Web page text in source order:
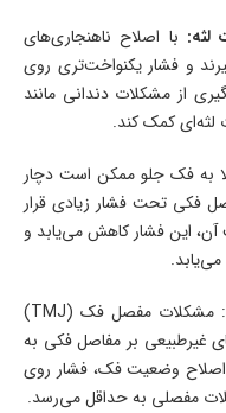
با اصلاح ناهنجاری‌های
و فشار یکنواخت‌تری روی
از مشکلات دندانی مانند
لثه‌ای کمک کند.
به فک جلو ممکن است دچار
فکی تحت فشار زیادی قرار
این فشار کاهش می‌یابد و
: مشکلات مفصل فک (TMJ)
غیرطبیعی بر مفاصل فکی به
اصلاح وضعیت فک، فشار روی
مفصلی به حداقل می‌رسد.